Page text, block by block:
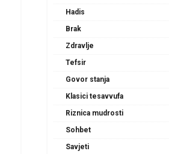
Hadis
Brak
Zdravlje
Tefsir
Govor stanja
Klasici tesavvufa
Riznica mudrosti
Sohbet
Savjeti